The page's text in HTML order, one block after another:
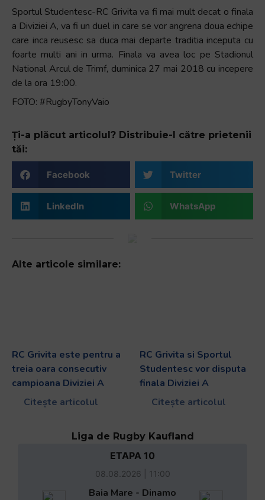
Sportul Studentesc-RC Grivita va fi mai mult decat o finala
a Diviziei A, va fi un duel in care se vor angrena doua echipe
care inca reusesc sa duca mai departe traditia inceputa cu
foarte multi ani in urma. Finala va avea loc pe Stadionul
National Arcul de Trimf, duminica 27 mai 2018 cu incepere
de la ora 19:00.
FOTO: #RugbyTonyVaio
Ți-a plăcut articolul? Distribuie-l către prietenii
tăi:
Facebook Twitter
LinkedIn WhatsApp
Alte articole similare:
RC Grivita este pentru a
treia oara consecutiv
campioana Diviziei A
Citește articolul
RC Grivita si Sportul
Studentesc vor disputa
finala Diviziei A
Citește articolul
Liga de Rugby Kaufland
ETAPA 10
08.08.2026 | 11:00
Baia Mare - Dinamo